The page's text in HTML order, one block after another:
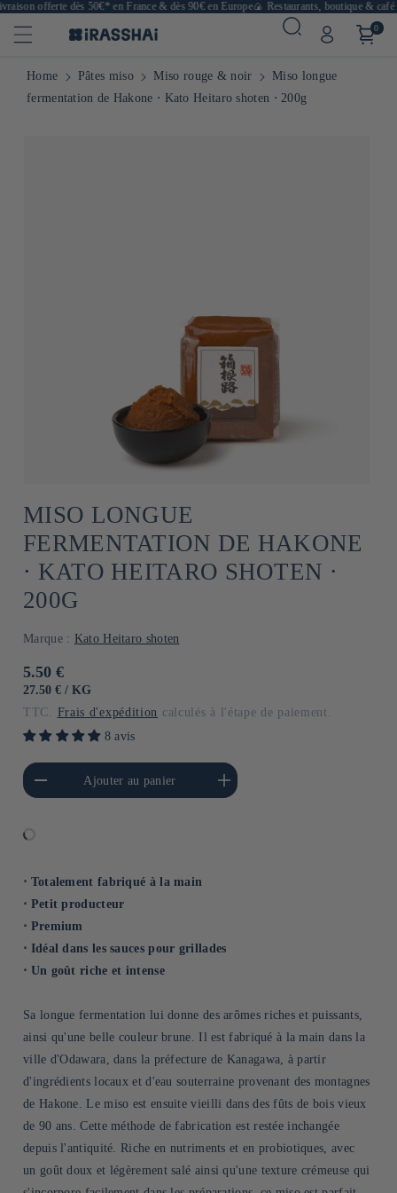
offerte dès 50€* en France & dès 90€ en Europe🍙 Restaurants, boutique & café
0
Home Pâtes miso Miso rouge & noir
Miso longue
fermentation de Hakone ⋅ Kato Heitaro shoten ⋅ 200g
MISO LONGUE
FERMENTATION DE HAKONE
⋅ KATO HEITARO SHOTEN ⋅
200G
Marque : Kato Heitaro shoten
Prix
habituel
5.50 €
PRIX
27.50 € / PAR
KG
TTC. Frais d'expédition calculés à l'étape de paiement.
8 avis
quantité de Default
Title
Ajouter au panier
Augmenter la quantité de
Default Title
⋅ Totalement fabriqué à la main
⋅ Petit producteur
⋅ Premium
⋅ Idéal dans les sauces pour grillades
⋅ Un goût riche et intense
Sa longue fermentation lui donne des arômes riches et puissants,
ainsi qu'une belle couleur brune. Il est fabriqué à la main dans la
ville d'Odawara, dans la préfecture de Kanagawa, à partir
d'ingrédients locaux et d'eau souterraine provenant des montagnes
de Hakone. Le miso est ensuite vieilli dans des fûts de bois vieux
de 90 ans. Cette méthode de fabrication est restée inchangée
depuis l'antiquité. Riche en nutriments et en probiotiques, avec
un goût doux et légèrement salé ainsi qu'une texture crémeuse qui